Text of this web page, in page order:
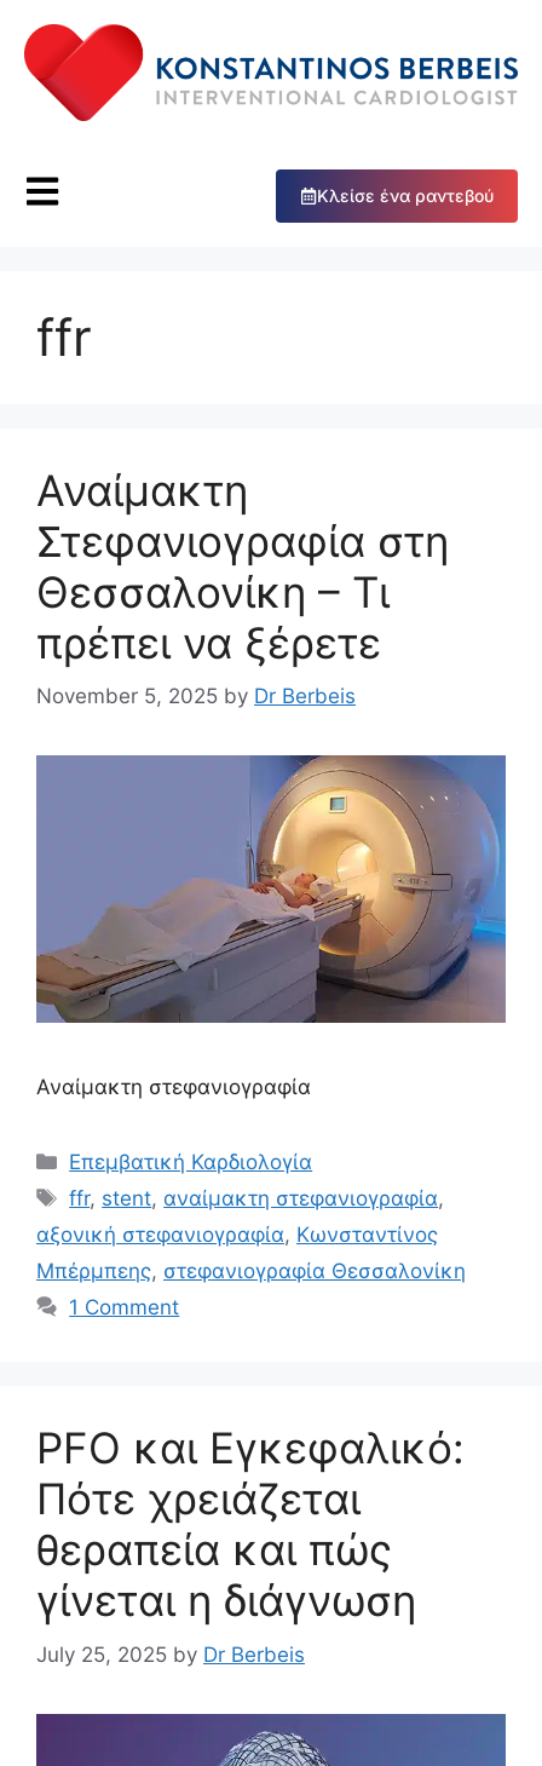
Κλείσε ένα ραντεβού
ffr
Αναίμακτη
Στεφανιογραφία στη
Θεσσαλονίκη – Τι
πρέπει να ξέρετε
November 5, 2025 by Dr Berbeis
Αναίμακτη στεφανιογραφία
Επεμβατική Καρδιολογία
ffr, stent, αναίμακτη στεφανιογραφία,
αξονική στεφανιογραφία, Κωνσταντίνος
Μπέρμπεης, στεφανιογραφία Θεσσαλονίκη
1 Comment
PFO και Εγκεφαλικό:
Πότε χρειάζεται
θεραπεία και πώς
γίνεται η διάγνωση
July 25, 2025 by Dr Berbeis